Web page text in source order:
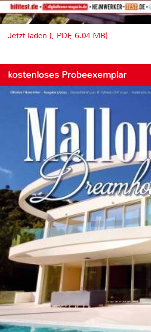
Jetzt laden (, PDF, 6.04 MB)
kostenloses Probeexemplar